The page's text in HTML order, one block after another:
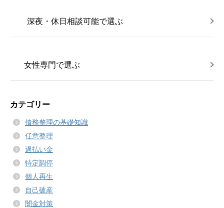
深夜・休日相談可能で選ぶ
女性専門で選ぶ
カテゴリー
債務整理の基礎知識
任意整理
過払い金
特定調停
個人再生
自己破産
闇金対策